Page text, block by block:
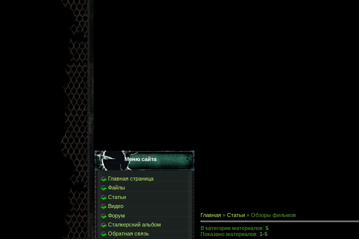
Меню сайта
Главная страница
Файлы
Статьи
Видео
Форум
Сталкерский альбом
Обратная связь
Главная » Статьи » Обзоры фильмов
В категории материалов: 5
Показано материалов: 1-5